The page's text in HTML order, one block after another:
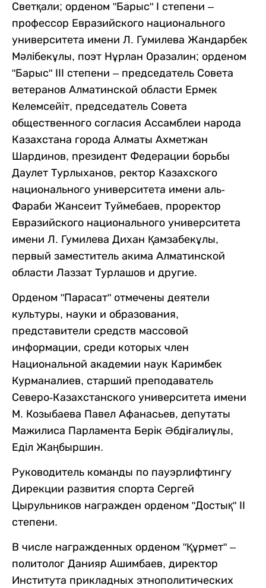
Светқали; орденом "Барыс" І степени –
профессор Евразийского национального
университета имени Л. Гумилева Жандарбек
Мәлібекұлы, поэт Нұрлан Оразалин; орденом
"Барыс" ІІІ степени – председатель Совета
ветеранов Алматинской области Ермек
Келемсейіт, председатель Совета
общественного согласия Ассамблеи народа
Казахстана города Алматы Ахметжан
Шардинов, президент Федерации борьбы
Даулет Турлыханов, ректор Казахского
национального университета имени аль-
Фараби Жансеит Туймебаев, проректор
Евразийского национального университета
имени Л. Гумилева Дихан Қамзабекұлы,
первый заместитель акима Алматинской
области Лаззат Турлашов и другие.
Орденом "Парасат" отмечены деятели
культуры, науки и образования,
представители средств массовой
информации, среди которых член
Национальной академии наук Каримбек
Курманалиев, старший преподаватель
Северо-Казахстанского университета имени
М. Козыбаева Павел Афанасьев, депутаты
Мажилиса Парламента Берік Әбдіғалиұлы,
Еділ Жаңбыршин.
Руководитель команды по пауэрлифтингу
Дирекции развития спорта Сергей
Цырульников награжден орденом "Достық" ІІ
степени.
В числе награжденных орденом "Құрмет" –
политолог Данияр Ашимбаев, директор
Института прикладных этнополитических